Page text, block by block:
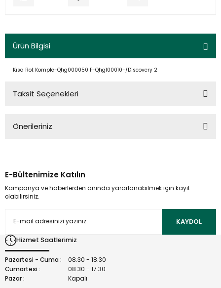
Ürün Bilgisi
Kısa Rot Komple-Qhg000050 F-Qhg100010-/Discovery 2
Taksit Seçenekleri
Önerileriniz
kullanarak tarafımıza iletebilirsiniz.
Görüş ve önerileriniz için teşekkür ederiz.
Ürün açıklamasında eksik bilgiler bulunuyor.
Bu ürüne benzer farklı alternatifler olmalı.
E-Bültenimize Katılın
Kampanya ve haberlerden anında yararlanabilmek için kayıt
olabilirsiniz.
KAYDOL
Hizmet Saatlerimiz
Pazartesi - Cuma :
08.30 - 18.30
Cumartesi :
08.30 - 17.30
Pazar :
Kapalı